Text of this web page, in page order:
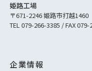
姫路工場
〒671-2246 姫路市打越1460
TEL 079-266-3385 / FAX
企業情報